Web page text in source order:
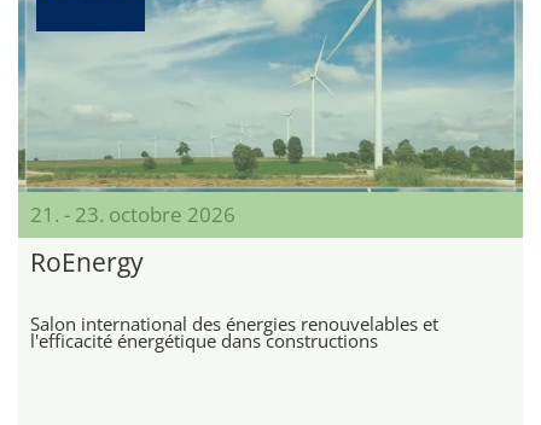
21. - 23. octobre 2026
RoEnergy
Salon international des énergies renouvelables et
l'efficacité énergétique dans constructions